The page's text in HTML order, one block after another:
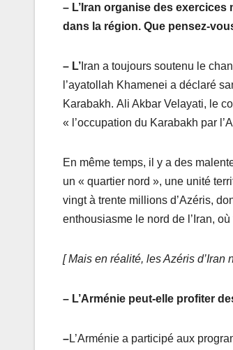
– L’Iran organise des
dans la région. Que pensez-
– L’ Iran a toujours soutenu le
l’ayatollah Khamenei a déclaré
Karabakh. Ali Akbar Velayati, le
« l’occupation du Karabakh par
En même temps, il y a des
un « quartier nord », une unité
vingt à trente millions d’Azéris,
enthousiasme le nord de l’Iran,
[ Mais en réalité, les Azéris
– L’Arménie peut-elle profiter
–L’Arménie a participé aux